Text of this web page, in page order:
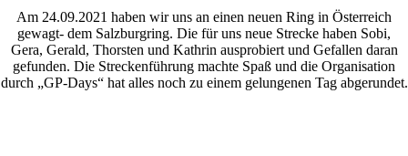
Am 24.09.2021 haben wir uns an einen neuen Ring in Österreich
gewagt- dem Salzburgring. Die für uns neue Strecke haben Sobi,
Gera, Gerald, Thorsten und Kathrin ausprobiert und Gefallen daran
gefunden. Die Streckenführung machte Spaß und die Organisation
durch „GP-Days“ hat alles noch zu einem gelungenen Tag abgerundet.